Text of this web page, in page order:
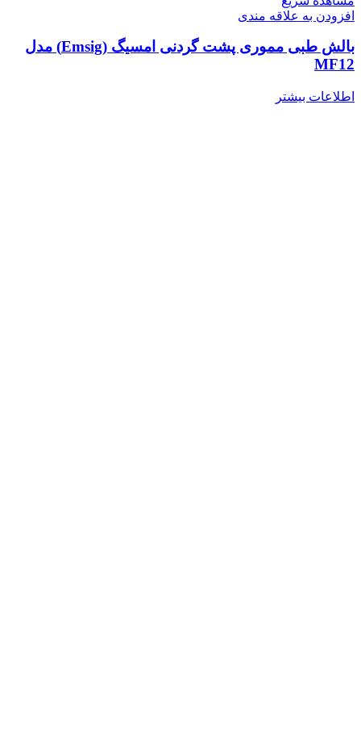
افزودن به علاقه مندی
بالش طبی مموری پشت گردنی امسیگ (Emsig) مدل
MF12
اطلاعات بیشتر